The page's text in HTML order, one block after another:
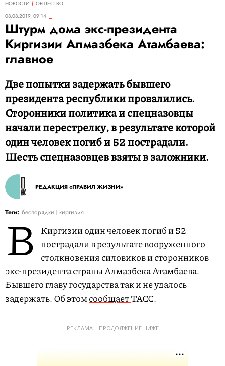
НОВОСТИ
ОБЩЕСТВО
08.08.2019, 09:14
Штурм дома экс-президента
Киргизии Алмазбека Атамбаева:
главное
Две попытки задержать бывшего
президента республики провалились.
Сторонники политика и спецназовцы
начали перестрелку, в результате которой
один человек погиб и 52 пострадали.
Шесть спецназовцев взяты в заложники.
РЕДАКЦИЯ «ПРАВИЛ ЖИЗНИ»
Теги: беспорядки киргизия
В
Киргизии один человек погиб и 52
пострадали в результате вооруженного
столкновения силовиков и сторонников
экс-президента страны Алмазбека Атамбаева.
Бывшего главу государства так и не удалось
задержать. Об этомсообщаетТАСС.
РЕКЛАМА – ПРОДОЛЖЕНИЕ НИЖЕ